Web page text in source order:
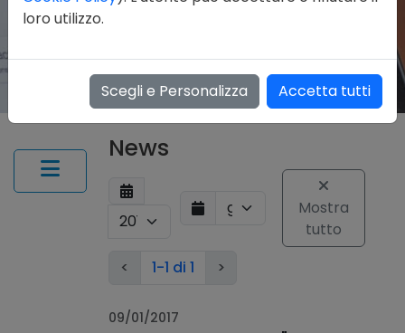
News
Mostra
tutto
<
1-1 di 1 >
09/01/2017
loro utilizzo.
Scegli e Personalizza Accetta tutti